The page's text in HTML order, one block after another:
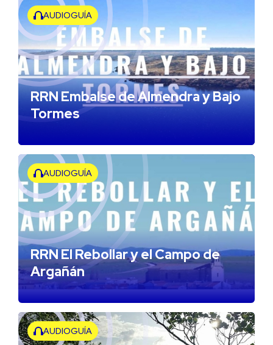
AUDIOGUÍA
RRN Embalse de Almendra y Bajo
Tormes
AUDIOGUÍA
RRN El Rebollar y el Campo de
Argañán
AUDIOGUÍA